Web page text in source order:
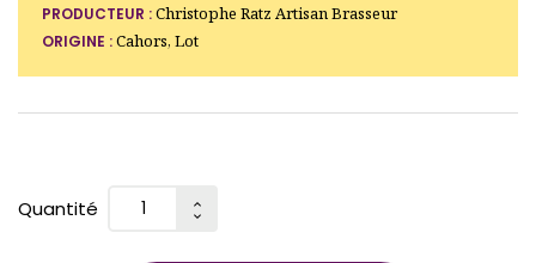
PRODUCTEUR :Christophe Ratz Artisan Brasseur
ORIGINE :Cahors, Lot
Quantité